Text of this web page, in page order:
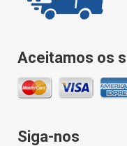
Aceitamos os
Siga-nos